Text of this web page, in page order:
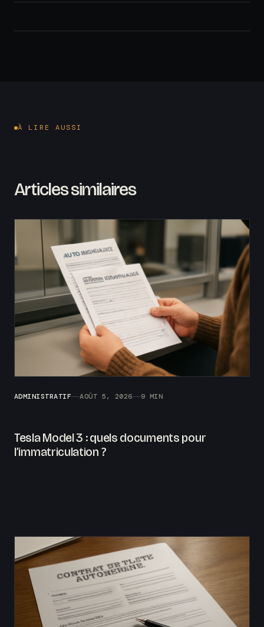
À LIRE AUSSI
Articles similaires
ADMINISTRATIF AOÛT 5, 2026 9 MIN
Tesla Model 3 : quels documents pour
l’immatriculation ?